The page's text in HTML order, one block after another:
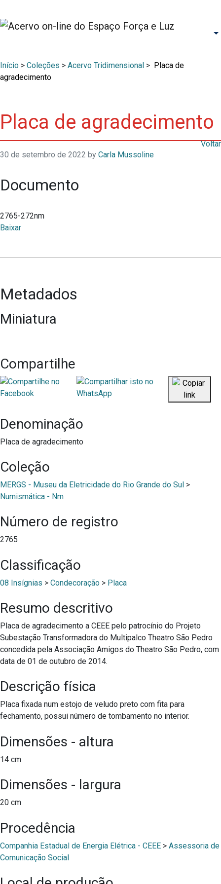
Início > Coleções > Acervo Tridimensional > Placa de
agradecimento
Placa de agradecimento
Voltar
30 de setembro de 2022 by Carla Mussoline
Documento
2765-272nm
Baixar
Metadados
Miniatura
Compartilhe
Denominação
Placa de agradecimento
Coleção
MERGS - Museu da Eletricidade do Rio Grande do Sul >
Numismática - Nm
Número de registro
2765
Classificação
08 Insígnias > Condecoração > Placa
Resumo descritivo
Placa de agradecimento a CEEE pelo patrocínio do Projeto
Subestação Transformadora do Multipalco Theatro São Pedro
concedida pela Associação Amigos do Theatro São Pedro, com
data de 01 de outubro de 2014.
Descrição física
Placa fixada num estojo de veludo preto com fita para
fechamento, possui número de tombamento no interior.
Dimensões - altura
14 cm
Dimensões - largura
20 cm
Procedência
Companhia Estadual de Energia Elétrica - CEEE > Assessoria de
Comunicação Social